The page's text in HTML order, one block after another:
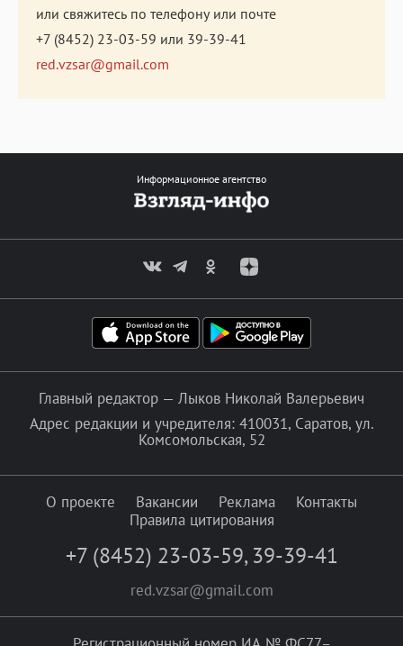
или свяжитесь по телефону или почте
+7 (8452) 23-03-59 или 39-39-41
red.vzsar@gmail.com
Информационное агентство
Главный редактор — Лыков Николай Валерьевич
Адрес редакции и учредителя: 410031, Саратов, ул.
Комсомольская, 52
О проекте Вакансии Реклама
Контакты
Правила цитирования
+7 (8452) 23-03-59, 39-39-41
red.vzsar@gmail.com